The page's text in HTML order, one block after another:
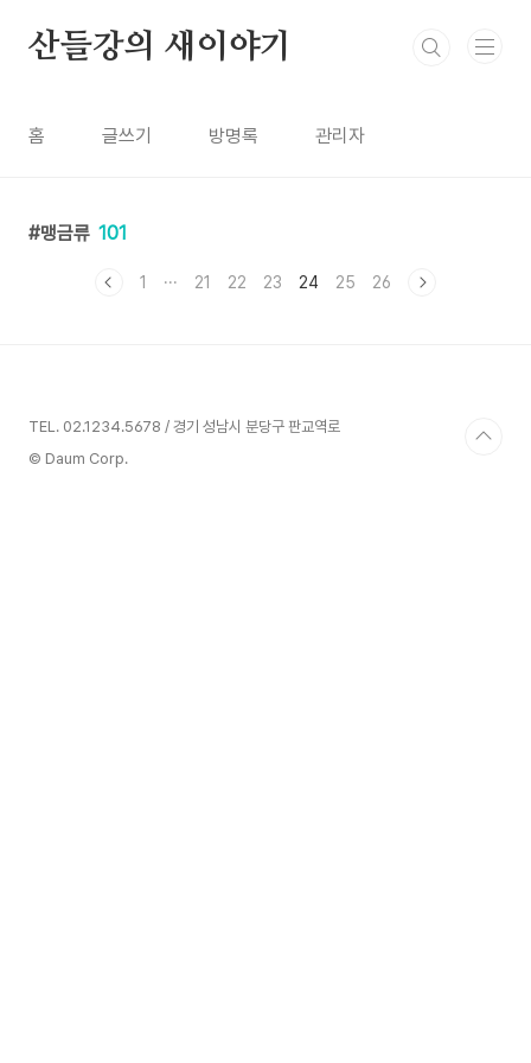
산들강의 새이야기
홈 글쓰기 방명록 관리자
맹금류 101
1 ··· 21 22 23 24 25 26
TEL. 02.1234.5678 / 경기 성남시 분당구 판교역로
© Daum Corp.